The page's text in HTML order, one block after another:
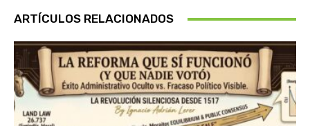
ARTÍCULOS RELACIONADOS